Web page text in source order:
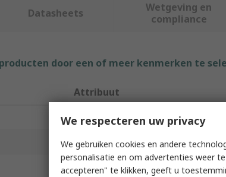
Datasheets
Wetgeving en
compliance
door een of meer kenmerken te
Attribuut
Merk
Size
Product Type
We respecteren uw privacy
We gebruiken cookies en andere
personalisatie en om advertenties weer
accepteren" te klikken, geeft u